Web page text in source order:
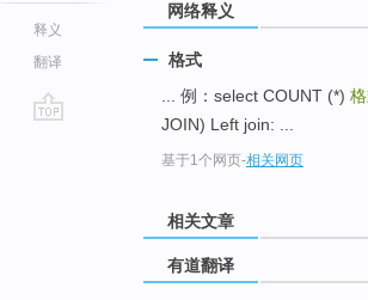
释义
翻译
网络释义
格式
... 例：select COUNT (*)
JOIN) Left join: ...
基于1个网页-相关网页
相关文章
有道翻译